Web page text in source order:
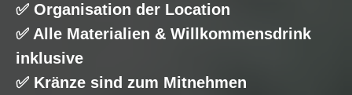
✅ Organisation der Location
✅ Alle Materialien & Willkommensdrink
inklusive
✅ Kränze sind zum Mitnehmen